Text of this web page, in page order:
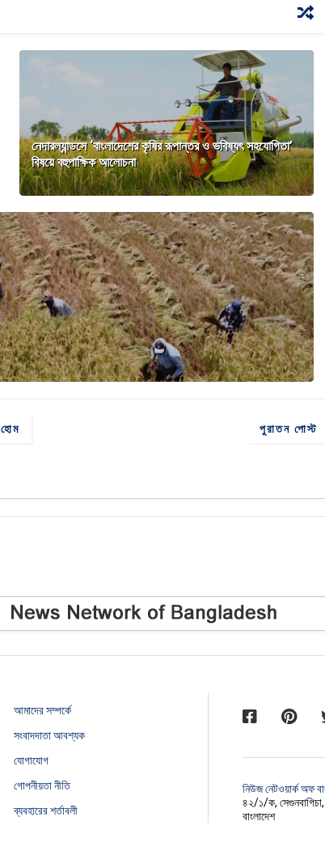
নেদারল্যান্ডসে ‘বাংলাদেশের কৃষির রূপান্তর ও ভবিষ্যৎ সহযোগিতা’
বিষয়ে বহুপাক্ষিক আলোচনা
পুরাতন পোস্ট
হোম
আমাদের সম্পর্কে
সংবাদদাতা আবশ্যক
যোগাযোগ
গোপনীয়তা নীতি
ব্যবহারের শর্তাবলী
নিউজ নেটওয়ার্ক অফ
৪২/১/ক,
বাংলাদেশ